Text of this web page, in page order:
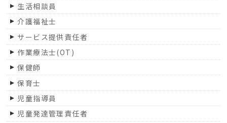
市川三郷町
富士吉田市
都留市
富士河口湖町
大月市
上野原市
山中湖村
鳴沢村
生活相談員
介護福祉士
サービス提供責任者
作業療法士(OT)
保健師
保育士
児童指導員
児童発達管理責任者